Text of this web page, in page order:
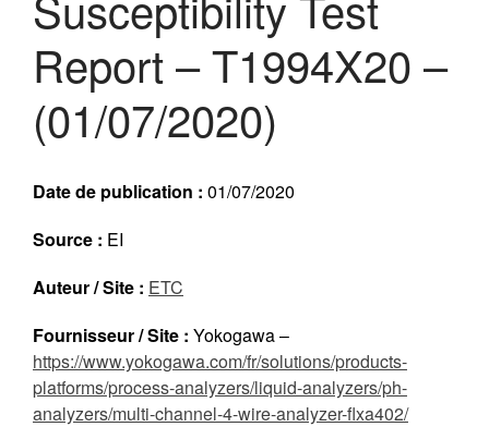
Réalisations récentes
Rapports en ligne (Abonnés)
Galerie
Actualité
LinkedIn Exera
Report – T1994X20 –
(01/07/2020)
Date de publication : 01/07/2020
Source : EI
Auteur / Site : ETC
Fournisseur / Site : Yokogawa –
https://www.yokogawa.com/fr/solutions/products-
platforms/process-analyzers/liquid-analyzers/ph-
analyzers/multi-channel-4-wire-analyzer-flxa402/